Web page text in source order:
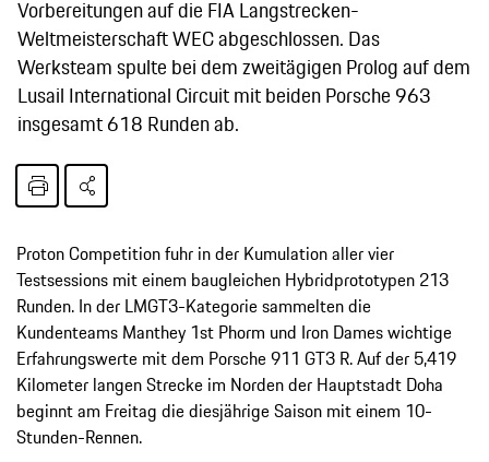
Vorbereitungen auf die FIA Langstrecken-
Weltmeisterschaft WEC abgeschlossen. Das
Werksteam spulte bei dem zweitägigen Prolog auf dem
Lusail International Circuit mit beiden Porsche 963
insgesamt 618 Runden ab.
Proton Competition fuhr in der Kumulation aller vier
Testsessions mit einem baugleichen Hybridprototypen 213
Runden. In der LMGT3-Kategorie sammelten die
Kundenteams Manthey 1st Phorm und Iron Dames wichtige
Erfahrungswerte mit dem Porsche 911 GT3 R. Auf der 5,419
Kilometer langen Strecke im Norden der Hauptstadt Doha
beginnt am Freitag die diesjährige Saison mit einem 10-
Stunden-Rennen.